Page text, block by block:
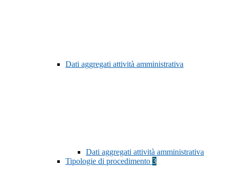
Dati aggregati attività amministrativa
Dati aggregati attività amministrativa
Tipologie di procedimento 3